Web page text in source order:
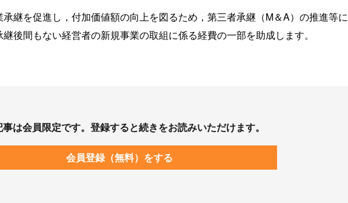
継を促進し，付加価値額の向上を図るため，第三者承継（M＆A）の推進等に
後間もない経営者の新規事業の取組に係る経費の一部を助成します。
事は会員限定です。登録すると続きをお読みいただけます。
会員登録（無料）をする